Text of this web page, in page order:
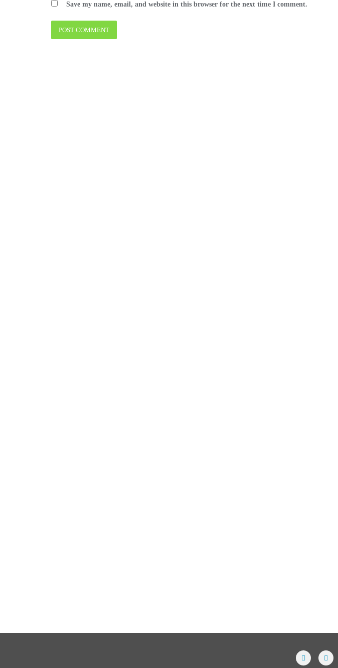
Save my name, email, and website in this browser for the next time I comment.